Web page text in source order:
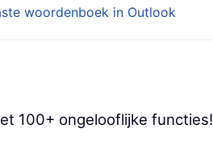
woordenboek in Outlook
100+ ongelooflijke functies!